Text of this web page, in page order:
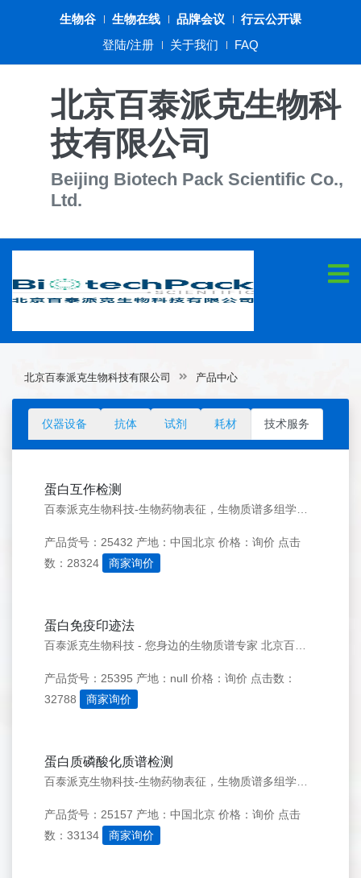
生物谷 生物在线 品牌会议
行云公开课
登陆/注册
关于我们 FAQ
北京百泰派克生物科
技有限公司
Beijing Biotech Pack Scientific Co.,
Ltd.
北京百泰派克生物科技有限公司 产品中心
仪器设备 抗体 试剂 耗材 技术服务
蛋白互作检测
产品货号：25432 产地：中国北京 价格：询价 点击
数：28324
商家询价
蛋白免疫印迹法
产品货号：25395 产地：null 价格：询价 点击数：
32788
商家询价
蛋白质磷酸化质谱检测
产品货号：25157 产地：中国北京 价格：询价 点击
数：33134
商家询价